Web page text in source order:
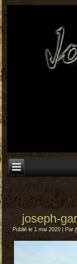
joseph-
Publié le 1 mai 2020 | Par